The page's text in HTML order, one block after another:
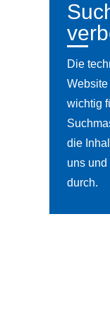
Die
wichtig
die
uns
durch.